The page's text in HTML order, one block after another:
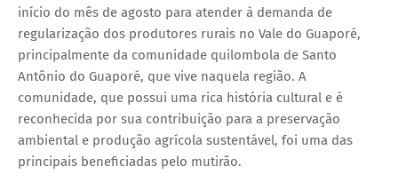
início do mês de agosto para atender à demanda de
regularização dos produtores rurais no Vale do Guaporé,
principalmente da comunidade quilombola de Santo
Antônio do Guaporé, que vive naquela região. A
comunidade, que possui uma rica história cultural e é
reconhecida por sua contribuição para a preservação
ambiental e produção agrícola sustentável, foi uma das
principais beneficiadas pelo mutirão.